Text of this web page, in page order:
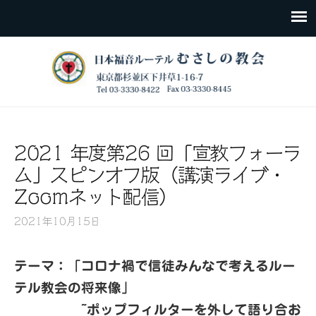
2021 年度第26 回「宣教フォーラ
ム」スピンオフ版（講演ライブ・
Zoomネット配信）
2021年10月15日
テーマ：「コロナ禍で信徒みんなで考えるルー
テル教会の将来像」
~ポップフィルターを外して語り合お